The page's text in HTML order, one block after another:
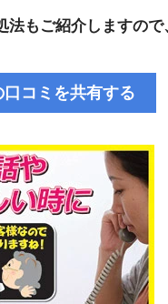
法もご紹介しますの
コミを共有する